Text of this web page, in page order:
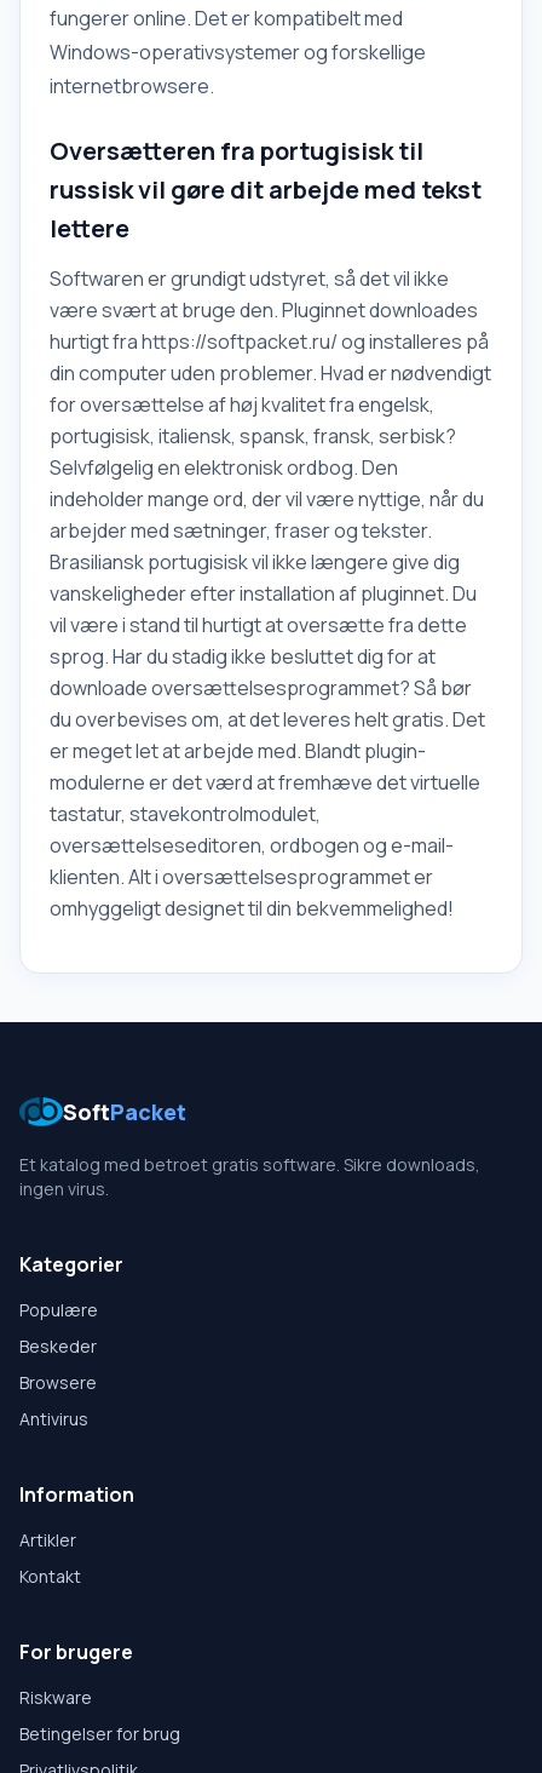
fungerer online. Det er kompatibelt med
Windows-operativsystemer og forskellige
internetbrowsere.
Oversætteren fra portugisisk til
russisk vil gøre dit arbejde med tekst
lettere
Softwaren er grundigt udstyret, så det vil ikke
være svært at bruge den. Pluginnet downloades
hurtigt fra https://softpacket.ru/ og installeres på
din computer uden problemer. Hvad er nødvendigt
for oversættelse af høj kvalitet fra engelsk,
portugisisk, italiensk, spansk, fransk, serbisk?
Selvfølgelig en elektronisk ordbog. Den
indeholder mange ord, der vil være nyttige, når du
arbejder med sætninger, fraser og tekster.
Brasiliansk portugisisk vil ikke længere give dig
vanskeligheder efter installation af pluginnet. Du
vil være i stand til hurtigt at oversætte fra dette
sprog. Har du stadig ikke besluttet dig for at
downloade oversættelsesprogrammet? Så bør
du overbevises om, at det leveres helt gratis. Det
er meget let at arbejde med. Blandt plugin-
modulerne er det værd at fremhæve det virtuelle
tastatur, stavekontrolmodulet,
oversættelseseditoren, ordbogen og e-mail-
klienten. Alt i oversættelsesprogrammet er
omhyggeligt designet til din bekvemmelighed!
SoftPacket
Et katalog med betroet gratis software. Sikre downloads,
ingen virus.
Kategorier
Populære
Beskeder
Browsere
Antivirus
Information
Artikler
Kontakt
For brugere
Riskware
Betingelser for brug